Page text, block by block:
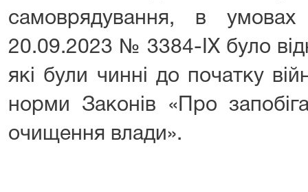
самоврядування, в
20.09.2023 № 3384-IX було
які були чинні до початку
норми Законів «Про
очищення влади».